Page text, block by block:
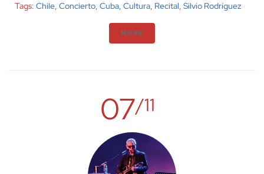
Tags: Chile, Concierto, Cuba, Cultura, Recital, Silvio Rodríguez
MORE
07/11